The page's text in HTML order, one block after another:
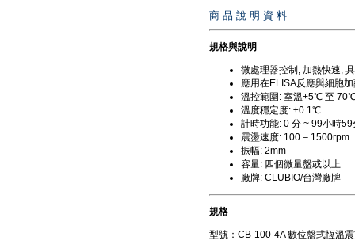
商 品 說 明 資 料
規格與說明
微處理器控制, 加熱快速,
應用在ELISA反應與細胞
溫控範圍: 室溫+5℃ 至
溫度穩定度: ±0.1℃
計時功能: 0 分 ~ 99小時59
震盪速度: 100 – 1500rpm
振幅: 2mm
容量: 四個微量盤或以上
廠牌: CLUBIO/台灣廠牌
規格
型號：CB-100-4A 數位盤式恆溫